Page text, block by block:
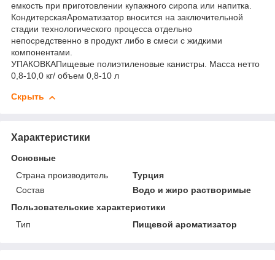
емкость при приготовлении купажного сиропа или напитка.
КондитерскаяАроматизатор вносится на заключительной
стадии технологического процесса отдельно
непосредственно в продукт либо в смеси с жидкими
компонентами.
УПАКОВКАПищевые полиэтиленовые канистры. Масса нетто
0,8-10,0 кг/ объем 0,8-10 л
Скрыть
Характеристики
Основные
Страна производитель
Турция
Состав
Водо и жиро растворимые
Пользовательские характеристики
Тип
Пищевой ароматизатор